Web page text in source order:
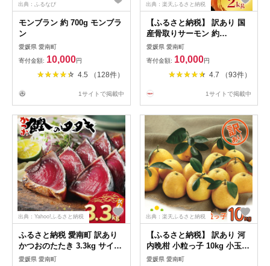
出典：ふるなび
モンブラン 約 700g モンブラ
ン
愛媛県 愛南町
寄付金額: 10,000円
4.5 （128件）
1サイトで掲載中
出典：楽天ふるさと納税
【ふるさと納税】 訳あり 国
産骨取りサーモン 約
750g~2kg 愛南ゴールドソー
ス付き 熟成 切り身 国産 加熱
用 冷凍 サーモン 魚 冷凍 鮭
さけ お魚 塩鮭 骨とり 小分け
南サン・フィッシュ
愛媛県 愛南町
寄付金額: 10,000円
4.7 （93件）
1サイトで掲載中
出典：Yahoo!ふるさと納税
ふるさと納税 愛南町 訳あり
かつおのたたき 3.3kg サイズ
不揃い 規格外 傷 小分け 真空
愛媛県 愛南町
出典：楽天ふるさと納税
【ふるさと納税】 訳あり 河
内晩柑 小粒っ子 10kg 小玉
柑橘 国産 愛媛 果物 フルーツ
愛媛県 愛南町